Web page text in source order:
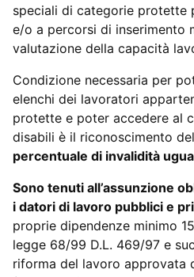
speciali di categorie protette
e/o a percorsi di inserimento
valutazione della capacità
Condizione necessaria per
elenchi dei lavoratori
protette e poter accedere al
disabili è il riconoscimento
percentuale di invalidità
Sono tenuti all’assunzione
i datori di lavoro pubblici e
proprie dipendenze minimo
legge 68/99 D.L. 469/97 e
riforma del lavoro approvata